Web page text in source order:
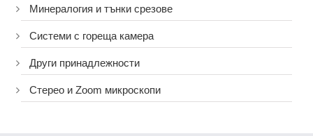
Минералогия и тънки срезове
Системи с гореща камера
Други принадлежности
Стерео и Zoom микроскопи